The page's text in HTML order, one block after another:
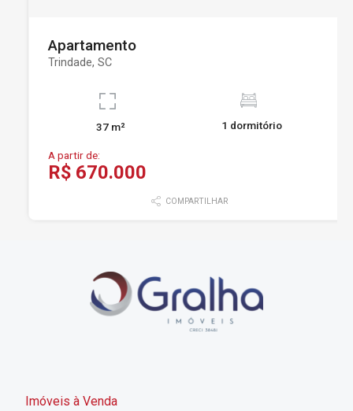
Apartamento
Trindade, SC
37 m² 1 dormitório
A partir de:
R$ 670.000
COMPARTILHAR
Imóveis à Venda